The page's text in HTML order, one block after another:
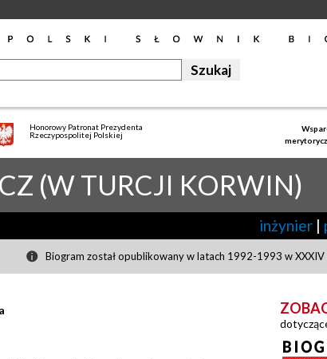
Honorowy Patronat Prezydenta
Rzeczypospolitej Polskiej
(W TURCJI KORWIN)
inżynier |
Biogram został opublikowany w latach 1992-1993 w